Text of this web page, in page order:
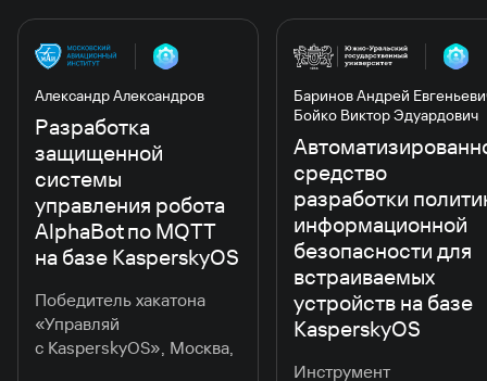
Александр Александров
Разработка
защищенной
системы
управления робота
AlphaBot по MQTT
на базе KasperskyOS
Победитель хакатона
«Управляй
с KasperskyOS», Москва,
Баринов Андрей
Бойко Виктор Эдуардович
средство
разработки
информационной
безопасности для
встраиваемых
устройств на базе
KasperskyOS
Инструмент